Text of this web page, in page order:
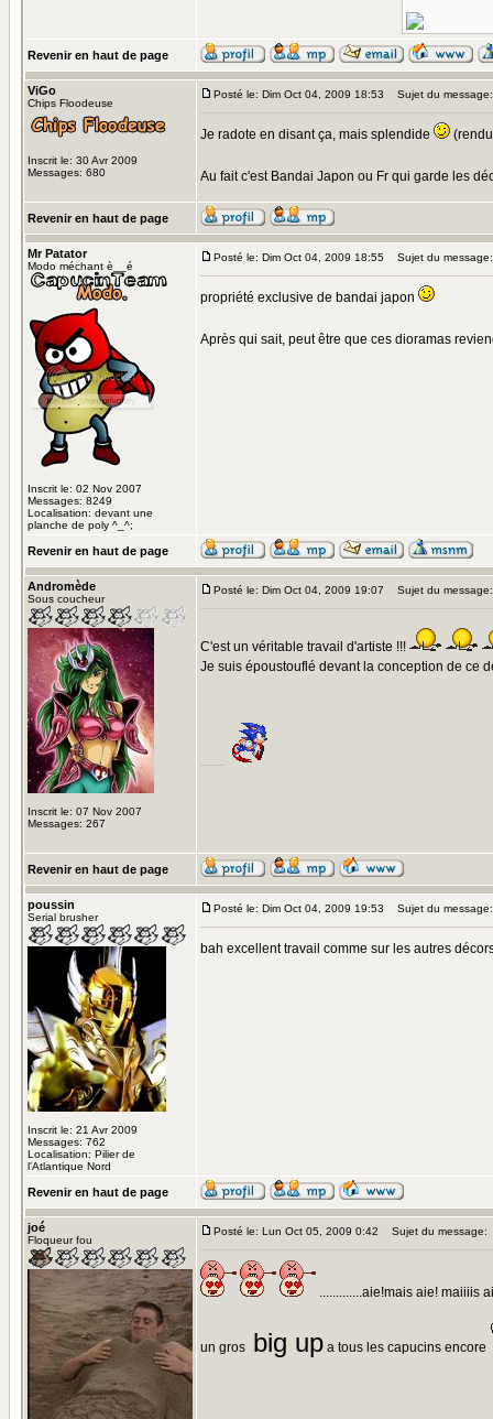
Revenir en haut de page
ViGo
Chips Floodeuse
Inscrit le: 30 Avr 2009
Messages: 680
Posté le: Dim Oct 04, 2009 18:53 Sujet du message:
Je radote en disant ça, mais splendide
Au fait c'est Bandai Japon ou Fr qui garde les
Revenir en haut de page
Mr Patator
Modo méchant è__é
Inscrit le: 02 Nov 2007
Messages: 8249
Localisation: devant une
planche de poly ^_^;
Posté le: Dim Oct 04, 2009 18:55 Sujet du message:
propriété exclusive de bandai japon
Après qui sait, peut être que ces dioramas
Revenir en haut de page
Andromède
Sous coucheur
Inscrit le: 07 Nov 2007
Messages: 267
Posté le: Dim Oct 04, 2009 19:07 Sujet du message:
C'est un véritable travail d'artiste !!!
Je suis époustouflé devant la conception de ce
Revenir en haut de page
poussin
Serial brusher
Inscrit le: 21 Avr 2009
Messages: 762
Localisation: Pilier de
l'Atlantique Nord
Posté le: Dim Oct 04, 2009 19:53 Sujet du message:
bah excellent travail comme sur les autres
Revenir en haut de page
joé
Floqueur fou
Posté le: Lun Oct 05, 2009 0:42 Sujet du message:
.............aie!mais aie! maiiiis
un gros big up a tous les capucins encore